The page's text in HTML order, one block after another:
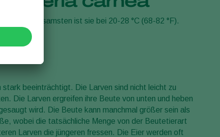
USA
Am wirksamsten ist sie bei 20-28 °C (68-82 °F).
beeinträchtigt. Die Larven sind nicht leicht zu
Die Larven ergreifen ihre Beute von unten und heben
wird. Die Beute kann manchmal größer sein als
wobei die tatsächliche Menge von der Beutetierart
Larven die jüngeren fressen. Die Eier werden oft